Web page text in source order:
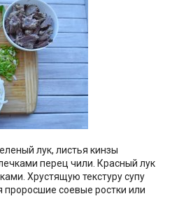
лук, листья кинзы
перец чили. Красный лук
Хрустящую текстуру супу
соевые ростки или